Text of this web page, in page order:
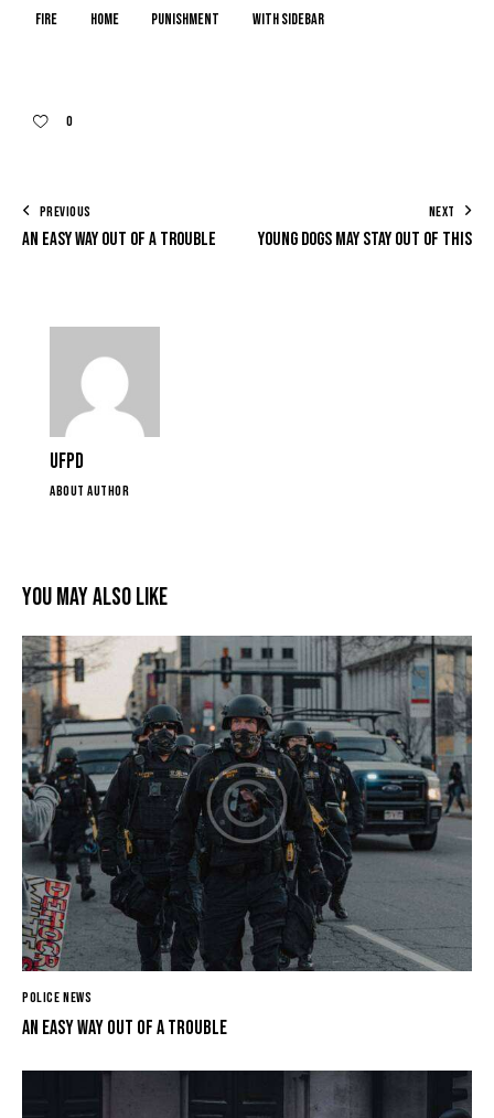
Fire Home Punishment With Sidebar
0
PREVIOUS
An easy way out of a trouble
NEXT
Young dogs may stay out of this
UFPD
ABOUT AUTHOR
You May Also Like
POLICE NEWS
An easy way out of a trouble